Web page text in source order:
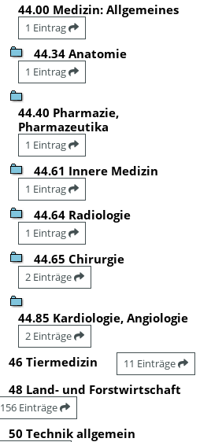
44.00 Medizin: Allgemeines
1 Eintrag
44.34 Anatomie
1 Eintrag
44.40 Pharmazie,
Pharmazeutika
1 Eintrag
44.61 Innere Medizin
1 Eintrag
44.64 Radiologie
1 Eintrag
44.65 Chirurgie
2 Einträge
44.85 Kardiologie, Angiologie
2 Einträge
46 Tiermedizin 11 Einträge
48 Land- und Forstwirtschaft
156 Einträge
50 Technik allgemein